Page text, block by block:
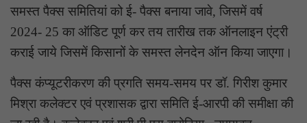
समस्त पैक्स समितियां को ई- पैक्स बनाया जावे, जिसमें वर्ष
2024- 25 का ऑडिट पूर्ण कर तय तारीख तक ऑनलाइन एंट्री
कराई जाये जिसमें किसानों के समस्त लेनदेन ऑन किया जाएगा।
पैक्स कंप्यूटरीकरण की प्रगति समय-समय पर डॉ. गिरीश कुमार
मिश्रा कलेक्टर एवं प्रशासक द्वारा समिति ई-आरपी की समीक्षा की